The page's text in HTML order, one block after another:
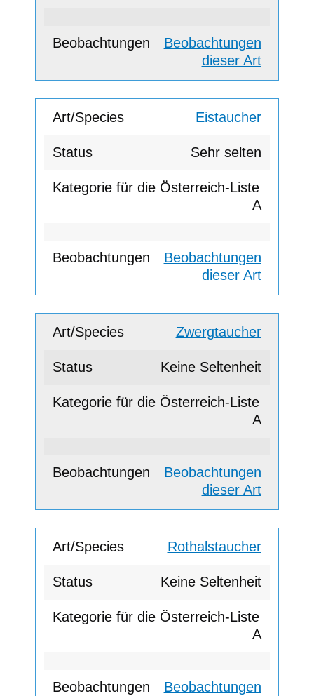
Beobachtungen
dieser Art
Eistaucher
Sehr selten
A
Beobachtungen
dieser Art
Zwergtaucher
Keine Seltenheit
A
Beobachtungen
dieser Art
Rothalstaucher
Keine Seltenheit
A
Beobachtungen